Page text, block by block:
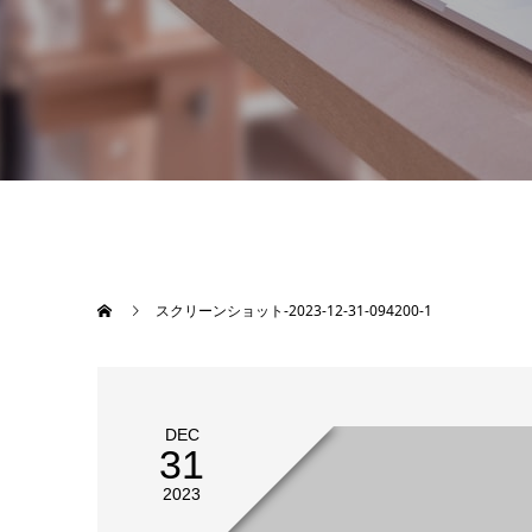
スクリーンショット-2023-12-31-094200-1
DEC
31
2023